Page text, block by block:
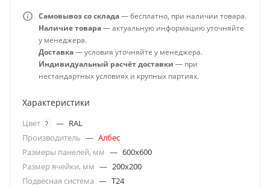
Самовывоз со склада— бесплатно, при наличии товара.
Наличие товара— актуальную информацию уточняйте
у менеджера.
Доставка— условия уточняйте у менеджера.
Индивидуальный расчёт доставки — при
нестандартных условиях и крупных партиях.
Характеристики
Цвет ? — RAL
Производитель — Албес
Размеры панелей, мм — 600x600
Размер ячейки, мм — 200x200
Подвесная система — T24